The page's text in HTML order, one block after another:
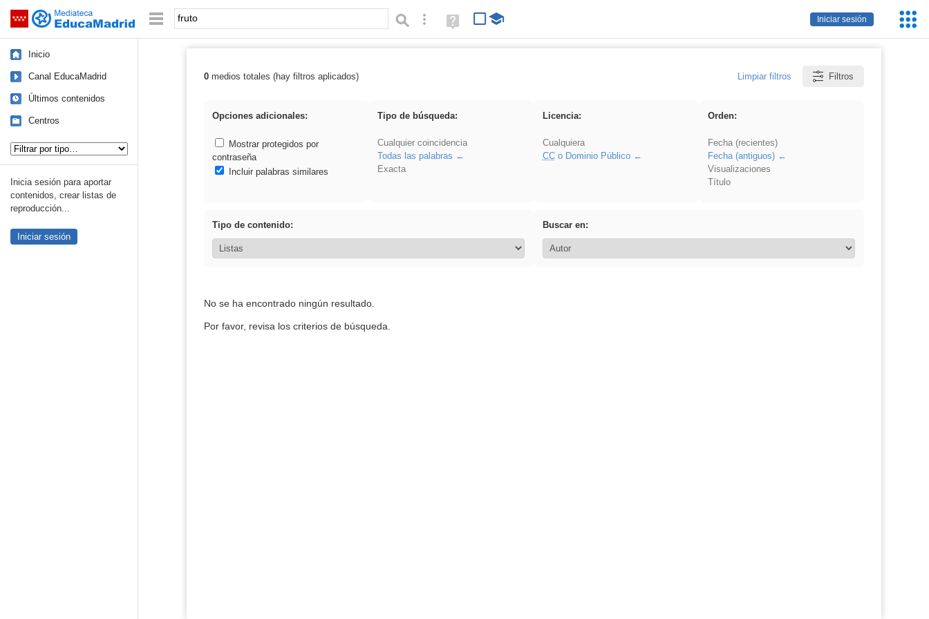
Saltar navegación
Iniciar sesión
Palabra o frase: Búsqueda avanzada
Ayuda
(en
Inicio
Canal EducaMadrid
Últimos contenidos
Centros
Inicia sesión para aportar
contenidos, crear listas de
reproducción...
Iniciar sesión
Resultados de: fruto
0medios totales (hay filtros aplicados) Limpiar filtros Filtros
Opciones adicionales:
Mostrar protegidos por
contraseña
Incluir palabras similares
Tipo de búsqueda:
Cualquier coincidencia
Todas las palabras
Exacta
Licencia:
Cualquiera
CCo Dominio Público
Orden:
Fecha (recientes)
Fecha (antiguos)
Visualizaciones
Título
Tipo de contenido: Buscar en:
No se ha encontrado ningún resultado.
Por favor, revisa los criterios de búsqueda.